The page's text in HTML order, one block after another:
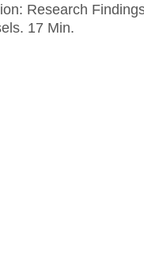
Research
17 Min.